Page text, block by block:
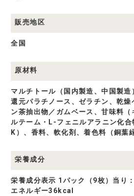
販売地区
全国
原材料
マルチトール（国内製造、中国製造
還元パラチノース、ゼラチン、乾燥
ン茶抽出物／ガムベース、甘味料
ルテーム・L-フェニルアラニン化合
K）、香料、軟化剤、着色料（銅葉
栄養成分
栄養成分表示 1パック（9枚）当り：
エネルギー36kcal